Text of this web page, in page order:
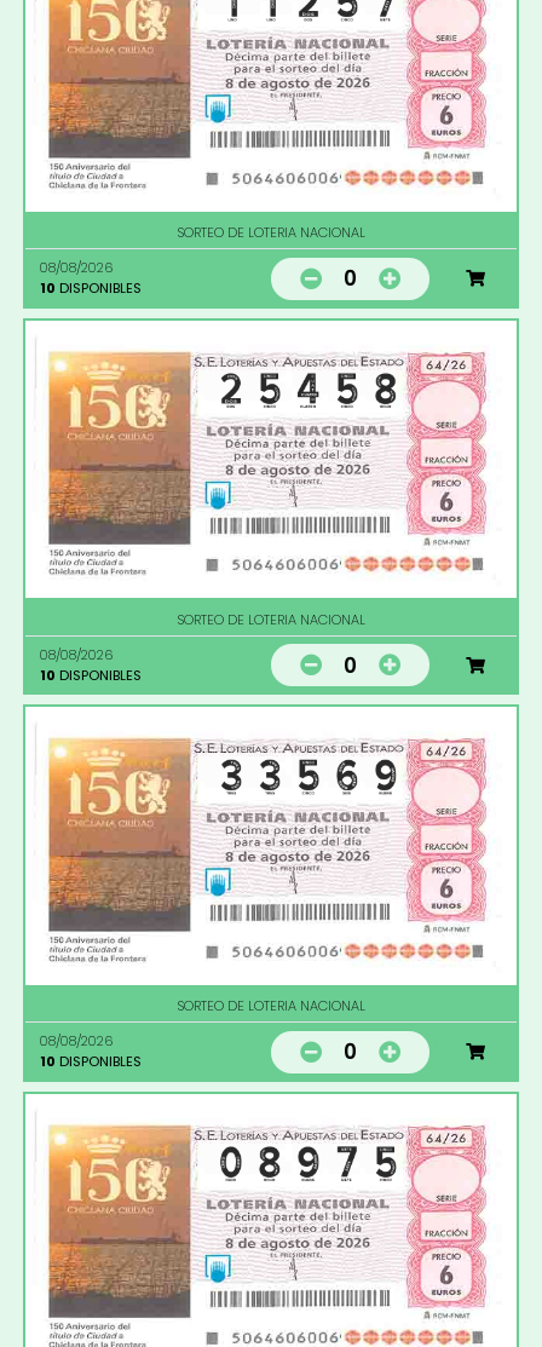
SORTEO DE LOTERIA NACIONAL
08/08/2026
10 DISPONIBLES 0
SORTEO DE LOTERIA NACIONAL
08/08/2026
10 DISPONIBLES 0
SORTEO DE LOTERIA NACIONAL
08/08/2026
10 DISPONIBLES 0